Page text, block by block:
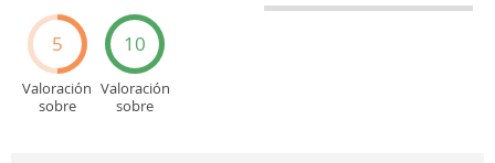
turísticos
5
Valoración
sobre
10
Valoración
sobre